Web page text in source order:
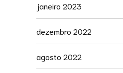
janeiro 2023
dezembro 2022
agosto 2022